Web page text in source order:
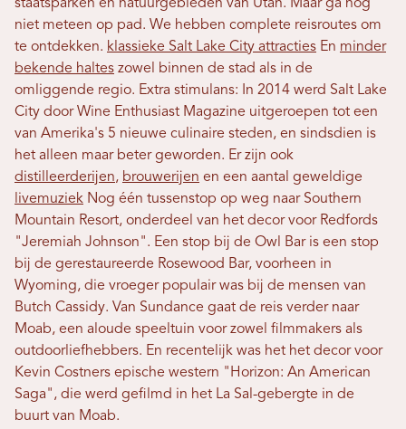
staatsparken en natuurgebieden van Utah. Maar ga nog
niet meteen op pad. We hebben complete reisroutes om
te ontdekken. klassieke Salt Lake City attracties En minder
bekende haltes zowel binnen de stad als in de
omliggende regio. Extra stimulans: In 2014 werd Salt Lake
City door Wine Enthusiast Magazine uitgeroepen tot een
van Amerika's 5 nieuwe culinaire steden, en sindsdien is
het alleen maar beter geworden. Er zijn ook
distilleerderijen, brouwerijen en een aantal geweldige
livemuziek Nog één tussenstop op weg naar Southern
Mountain Resort, onderdeel van het decor voor Redfords
"Jeremiah Johnson". Een stop bij de Owl Bar is een stop
bij de gerestaureerde Rosewood Bar, voorheen in
Wyoming, die vroeger populair was bij de mensen van
Butch Cassidy. Van Sundance gaat de reis verder naar
Moab, een aloude speeltuin voor zowel filmmakers als
outdoorliefhebbers. En recentelijk was het het decor voor
Kevin Costners epische western "Horizon: An American
Saga", die werd gefilmd in het La Sal-gebergte in de
buurt van Moab.